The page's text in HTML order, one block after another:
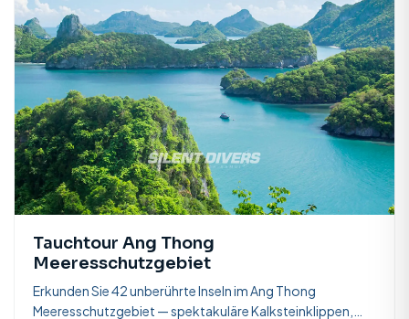
Tauchtour Ang Thong
Meeresschutzgebiet
Erkunden Sie 42 unberührte Inseln im Ang Thong
Meeresschutzgebiet — spektakuläre Kalksteinklippen,